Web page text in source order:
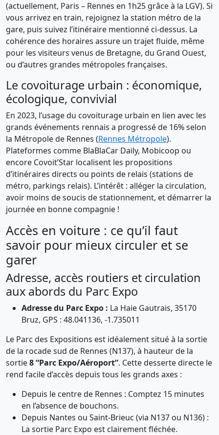
(actuellement, Paris – Rennes en 1h25 grâce à la LGV). Si
vous arrivez en train, rejoignez la station métro de la
gare, puis suivez l’itinéraire mentionné ci-dessus. La
cohérence des horaires assure un trajet fluide, même
pour les visiteurs venus de Bretagne, du Grand Ouest,
ou d’autres grandes métropoles françaises.
Le covoiturage urbain : économique,
écologique, convivial
En 2023, l’usage du covoiturage urbain en lien avec les
grands événements rennais a progressé de 16% selon
la Métropole de Rennes (Rennes Métropole).
Plateformes comme BlaBlaCar Daily, Mobicoop ou
encore Covoit’Star localisent les propositions
d’itinéraires directs ou points de relais (stations de
métro, parkings relais). L’intérêt : alléger la circulation,
avoir moins de soucis de stationnement, et démarrer la
journée en bonne compagnie !
Accès en voiture : ce qu’il faut
savoir pour mieux circuler et se
garer
Adresse, accès routiers et circulation
aux abords du Parc Expo
Adresse du Parc Expo : La Haie Gautrais, 35170
Bruz, GPS : 48.041136, -1.735011
Le Parc des Expositions est idéalement situé à la sortie
de la rocade sud de Rennes (N137), à hauteur de la
sortie8 “Parc Expo/Aéroport”. Cette desserte directe le
rend facile d’accès depuis tous les grands axes :
Depuis le centre de Rennes : Comptez 15 minutes
en l’absence de bouchons.
Depuis Nantes ou Saint-Brieuc (via N137 ou N136) :
La sortie Parc Expo est clairement fléchée.